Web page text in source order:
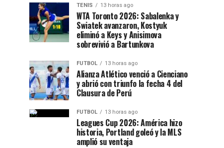
TENIS 13 horas ago
WTA Toronto 2026: Sabalenka y
Swiatek avanzaron, Kostyuk
eliminó a Keys y Anisimova
sobrevivió a Bartunkova
FUTBOL 13 horas ago
Alianza Atlético venció a Cienciano
y abrió con triunfo la fecha 4 del
Clausura de Perú
FUTBOL 13 horas ago
Leagues Cup 2026: América hizo
historia, Portland goleó y la MLS
amplió su ventaja